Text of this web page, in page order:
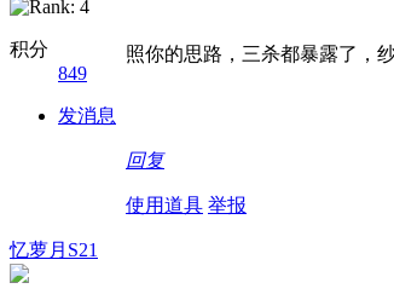
积分
849
发消息
照你的思路，三杀都暴露了，
回复
使用道具 举报
忆萝月S21